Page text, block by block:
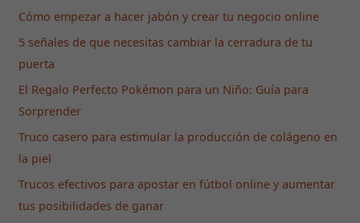
Cómo empezar a hacer jabón y crear tu negocio online
5 señales de que necesitas cambiar la cerradura de tu
puerta
El Regalo Perfecto Pokémon para un Niño: Guía para
Sorprender
Truco casero para estimular la producción de colágeno en
la piel
Trucos efectivos para apostar en fútbol online y aumentar
tus posibilidades de ganar